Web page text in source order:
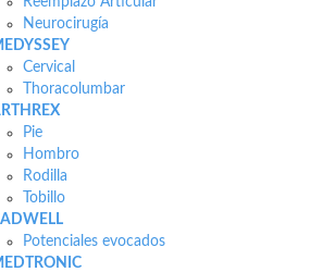
Neurocirugía
Cervical
Thoracolumbar
Pie
Hombro
Rodilla
Tobillo
Potenciales evocados